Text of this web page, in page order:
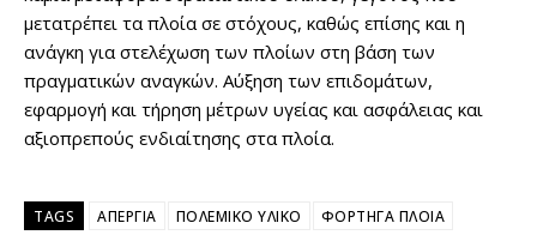
μετατρέπει τα πλοία σε στόχους, καθώς επίσης και η
ανάγκη για στελέχωση των πλοίων στη βάση των
πραγματικών αναγκών. Αύξηση των επιδομάτων,
εφαρμογή και τήρηση μέτρων υγείας και ασφάλειας και
αξιοπρεπούς ενδιαίτησης στα πλοία.
TAGS ΑΠΕΡΓΙΑ ΠΟΛΕΜΙΚΟ ΥΛΙΚΟ ΦΟΡΤΗΓΑ ΠΛΟΙΑ